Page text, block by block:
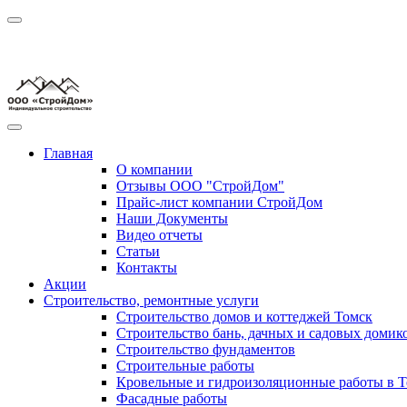
Главная
О компании
Отзывы ООО "СтройДом"
Прайс-лист компании СтройДом
Наши Документы
Видео отчеты
Статьи
Контакты
Акции
Строительство, ремонтные услуги
Строительство домов и коттеджей Томск
Строительство бань, дачных и садовых
Строительство фундаментов
Строительные работы
Кровельные и гидроизоляционные работы в
Фасадные работы